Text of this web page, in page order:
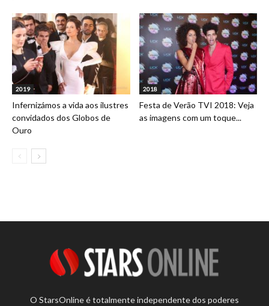
2019
Infernizámos a vida aos ilustres
convidados dos Globos de
Ouro
2018
Festa de Verão TVI 2018: Veja
as imagens com um toque...
O StarsOnline é totalmente independente dos poderes